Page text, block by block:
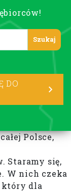
DO
Polsce,
Staramy się,
W nich czeka
który dla